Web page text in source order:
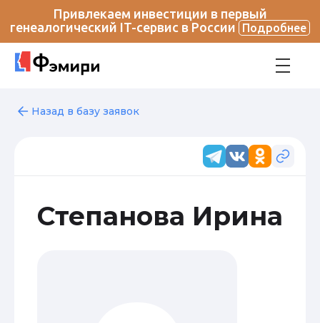
Привлекаем инвестиции в первый
генеалогический IT-сервис в России
Подробнее
Назад в базу заявок
Степанова Ирина